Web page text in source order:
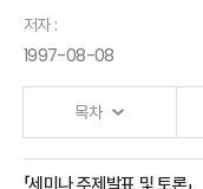
저자 :
1997-08-08
목차